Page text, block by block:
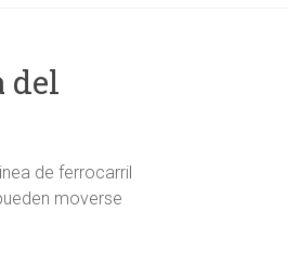
del
de ferrocarril
moverse